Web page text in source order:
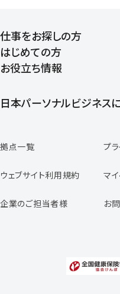
仕事をお探しの方
はじめての方
登録から就業開始までの流
お役立ち情報
日本パーソナルビジネス
スタッフの声
専任コンサルタントの声
福利厚生のご案内
拠点一覧 プ
ウェブサイト利用規約 マ
企業のご担当者様 お